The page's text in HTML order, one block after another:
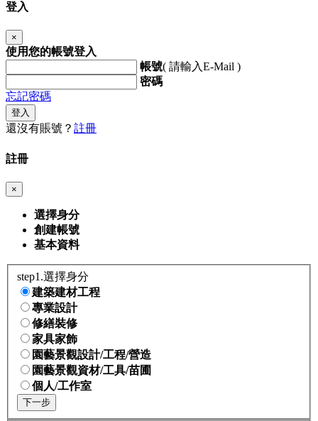
登入
×
使用您的帳號登入
帳號( 請輸入E-Mail )
密碼
忘記密碼
登入
還沒有賬號？ 註冊
註冊
×
選擇身分
創建帳號
基本資料
step1.選擇身分
建築建材工程
專業設計
修繕裝修
家具家飾
園藝景觀設計/工程/營造
園藝景觀資材/工具/苗圃
個人/工作室
下一步